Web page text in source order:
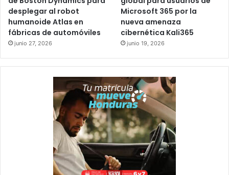
desplegar al robot
humanoide Atlas en
fábricas de automóviles
junio 27, 2026
Microsoft 365 por la
nueva amenaza
cibernética Kali365
junio 19, 2026